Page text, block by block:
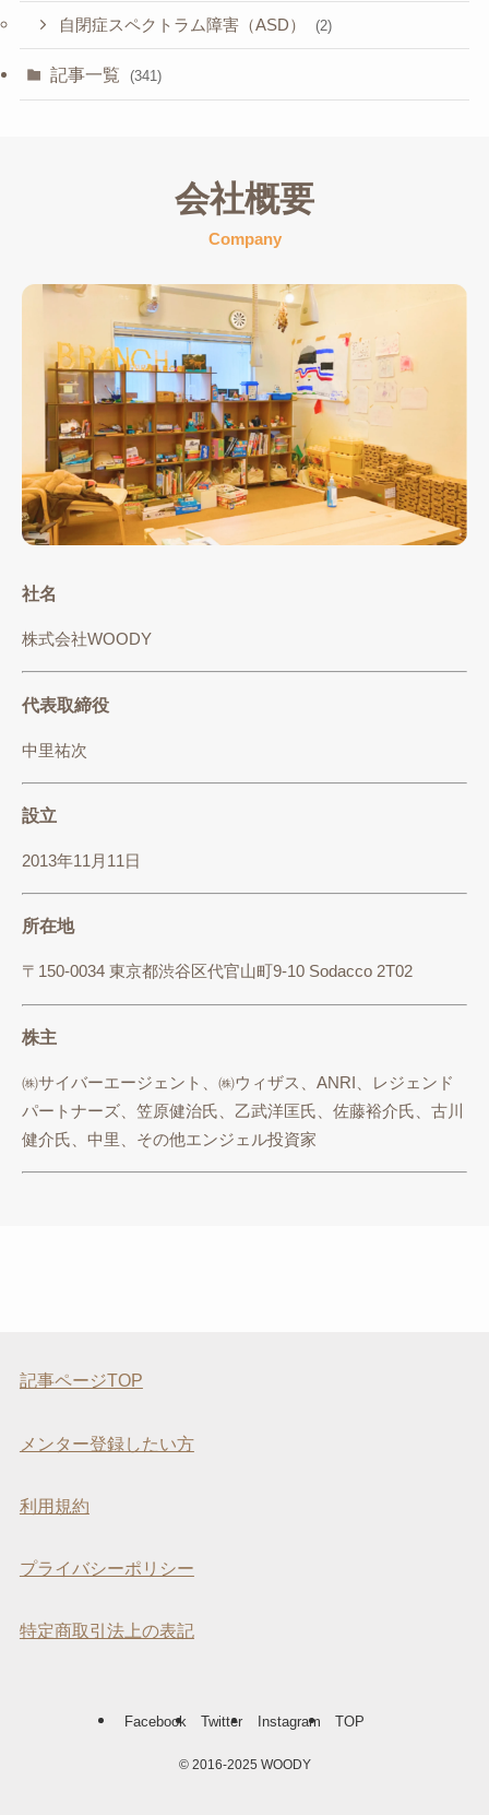
自閉症スペクトラム障害（ASD） (2)
記事一覧 (341)
会社概要
Company
社名
株式会社WOODY
代表取締役
中里祐次
設立
2013年11月11日
所在地
〒150-0034 東京都渋谷区代官山町9-10 Sodacco 2T02
株主
㈱サイバーエージェント、㈱ウィザス、ANRI、レジェンド
パートナーズ、笠原健治氏、乙武洋匡氏、佐藤裕介氏、古川
健介氏、中里、その他エンジェル投資家
記事ページTOP
メンター登録したい方
利用規約
プライバシーポリシー
特定商取引法上の表記
Facebook Twitter Instagram TOP
©2016-2025 WOODY